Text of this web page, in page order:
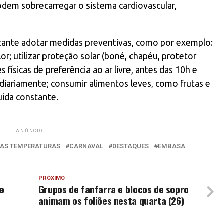
sobrecarregar o sistema cardiovascular,
adotar medidas preventivas, como por exemplo:
utilizar proteção solar (boné, chapéu, protetor
físicas de preferência ao ar livre, antes das 10h e
consumir alimentos leves, como frutas e
constante.
ANÚNCIO
TEMPERATURAS CARNAVAL DESTAQUES
EMBASA
PRÓXIMO
Grupos de fanfarra e blocos de sopro
animam os foliões nesta quarta (26)